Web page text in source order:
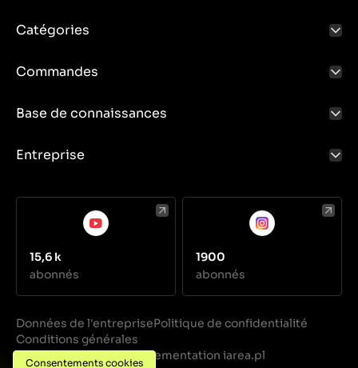
Catégories
Commandes
Base de connaissances
Entreprise
15,6 k
abonnés
1900
abonnés
Données de l'entreprisePolitique de confidentialité
Conditions générales
Réalisation
·Implementation iarea.pl
Consentements cookies